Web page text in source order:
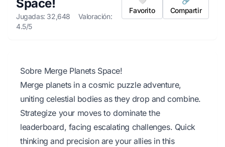
Space!
Jugadas: 32,648
Valoración:
4.5/5
Favorito
Compartir
Sobre Merge Planets Space!
Merge planets in a cosmic puzzle adventure,
uniting celestial bodies as they drop and combine.
Strategize your moves to dominate the
leaderboard, facing escalating challenges. Quick
thinking and precision are your allies in this